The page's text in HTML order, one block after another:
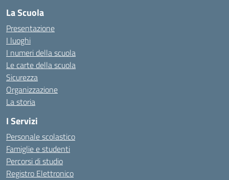
La Scuola
Presentazione
I luoghi
I numeri della scuola
Le carte della scuola
Sicurezza
Organizzazione
La storia
I Servizi
Personale scolastico
Famiglie e studenti
Percorsi di studio
Registro Elettronico